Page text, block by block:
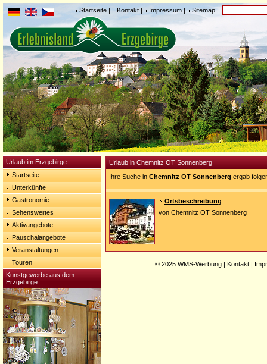
Startseite | Kontakt | Impressum| Sitemap
Urlaub im Erzgebirge
Startseite
Unterkünfte
Gastronomie
Sehenswertes
Aktivangebote
Pauschalangebote
Veranstaltungen
Touren
Kunstgewerbe aus dem
Erzgebirge
Urlaub in Chemnitz OT Sonnenberg
Ihre Suche in Chemnitz OT Sonnenberg ergab
Ortsbeschreibung
von Chemnitz OT Sonnenberg
© 2025 WMS-Werbung | Kontakt |